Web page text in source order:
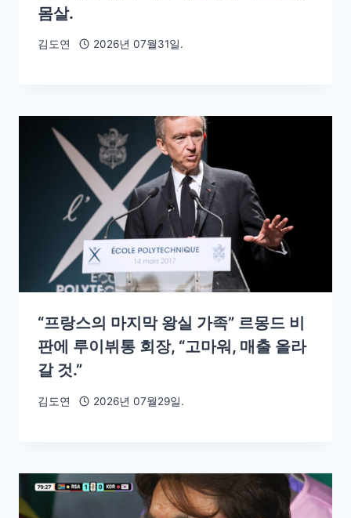
몸살.
김도연 2026년 07월31일.
“프랑스의 마지막 왕실 가족” 르몽드 비
판에 루이뷔통 회장, “고마워, 매출 올라
갈 것.”
김도연 2026년 07월29일.